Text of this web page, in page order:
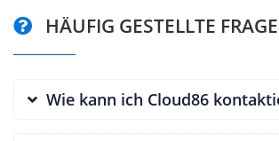
HÄUFIG GESTELLTE
Wie kann ich Cloud86